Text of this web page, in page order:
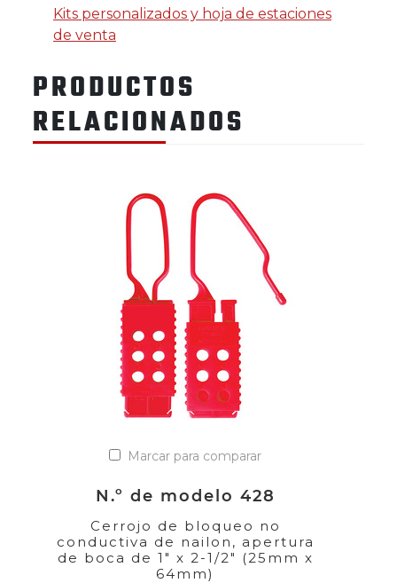
Kits personalizados y hoja de estaciones
de venta
PRODUCTOS
RELACIONADOS
Marcar para comparar
N.º de modelo 428
Cerrojo de bloqueo no
conductiva de nailon, apertura
de boca de 1" x 2-1/2" (25mm x
64mm)